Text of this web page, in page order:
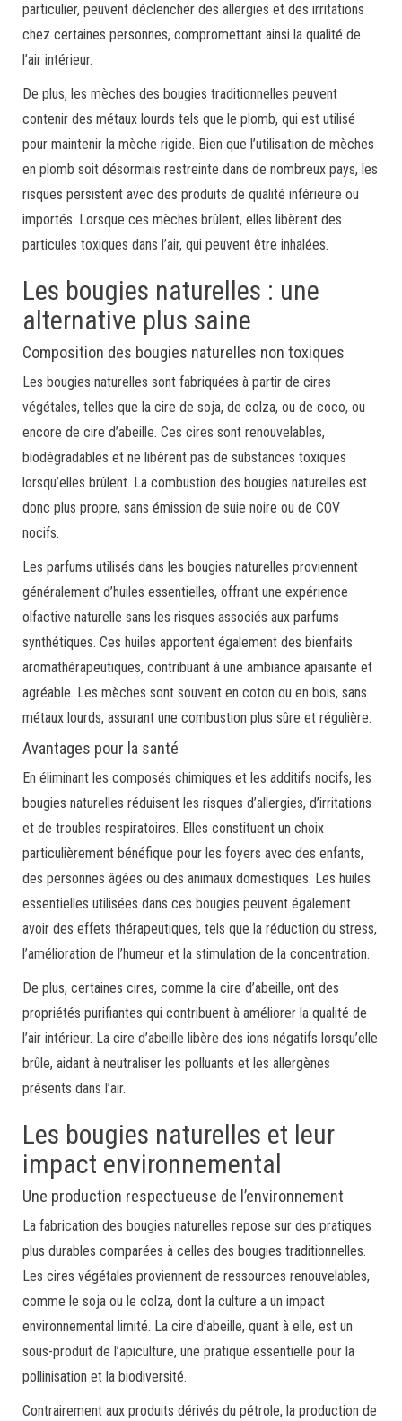
particulier, peuvent déclencher des allergies et des irritations
chez certaines personnes, compromettant ainsi la qualité de
l’air intérieur.
De plus, les mèches des bougies traditionnelles peuvent
contenir des métaux lourds tels que le plomb, qui est utilisé
pour maintenir la mèche rigide. Bien que l’utilisation de mèches
en plomb soit désormais restreinte dans de nombreux pays, les
risques persistent avec des produits de qualité inférieure ou
importés. Lorsque ces mèches brûlent, elles libèrent des
particules toxiques dans l’air, qui peuvent être inhalées.
Les bougies naturelles : une
alternative plus saine
Composition des bougies naturelles non toxiques
Les bougies naturelles sont fabriquées à partir de cires
végétales, telles que la cire de soja, de colza, ou de coco, ou
encore de cire d’abeille. Ces cires sont renouvelables,
biodégradables et ne libèrent pas de substances toxiques
lorsqu’elles brûlent. La combustion des bougies naturelles est
donc plus propre, sans émission de suie noire ou de COV
nocifs.
Les parfums utilisés dans les bougies naturelles proviennent
généralement d’huiles essentielles, offrant une expérience
olfactive naturelle sans les risques associés aux parfums
synthétiques. Ces huiles apportent également des bienfaits
aromathérapeutiques, contribuant à une ambiance apaisante et
agréable. Les mèches sont souvent en coton ou en bois, sans
métaux lourds, assurant une combustion plus sûre et régulière.
Avantages pour la santé
En éliminant les composés chimiques et les additifs nocifs, les
bougies naturelles réduisent les risques d’allergies, d’irritations
et de troubles respiratoires. Elles constituent un choix
particulièrement bénéfique pour les foyers avec des enfants,
des personnes âgées ou des animaux domestiques. Les huiles
essentielles utilisées dans ces bougies peuvent également
avoir des effets thérapeutiques, tels que la réduction du stress,
l’amélioration de l’humeur et la stimulation de la concentration.
De plus, certaines cires, comme la cire d’abeille, ont des
propriétés purifiantes qui contribuent à améliorer la qualité de
l’air intérieur. La cire d’abeille libère des ions négatifs lorsqu’elle
brûle, aidant à neutraliser les polluants et les allergènes
présents dans l’air.
Les bougies naturelles et leur
impact environnemental
Une production respectueuse de l’environnement
La fabrication des bougies naturelles repose sur des pratiques
plus durables comparées à celles des bougies traditionnelles.
Les cires végétales proviennent de ressources renouvelables,
comme le soja ou le colza, dont la culture a un impact
environnemental limité. La cire d’abeille, quant à elle, est un
sous-produit de l’apiculture, une pratique essentielle pour la
pollinisation et la biodiversité.
Contrairement aux produits dérivés du pétrole, la production de